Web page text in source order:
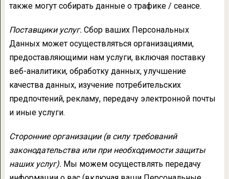
также могут собирать данные о трафике / сеансе.
Поставщики услуг. Сбор ваших Персональных
Данных может осуществляться организациями,
предоставляющими нам услуги, включая поставку
веб-аналитики, обработку данных, улучшение
качества данных, изучение потребительских
предпочтений, рекламу, передачу электронной почты
и иные услуги.
Сторонние организации (в силу требований
законодательства или при необходимости защиты
наших услуг). Мы можем осуществлять передачу